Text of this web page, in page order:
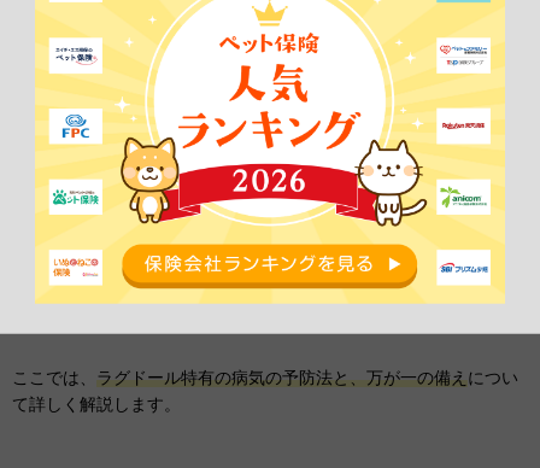
ラグドールが健康で長生きするためには、病気を予防することが何
より大切です。特に、ラグドールがかかりやすい遺伝性疾患（肥大
型心筋症・多発性嚢胞腎）は、早期発見や生活習慣の工夫で進行を
遅らせることができます。
また、万が一病気になった場合に備え、ペット保険を活用すること
で、経済的負担を軽減しながら適切な治療を受けられるようにして
おくことも重要です。
ここでは、 ラグドール特有の病気の予防法と、万が一の備えについ
て詳しく解説します。